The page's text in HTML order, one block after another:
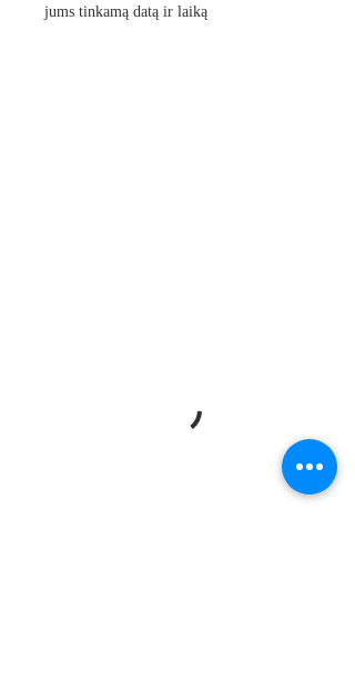
jums tinkamą datą ir laiką